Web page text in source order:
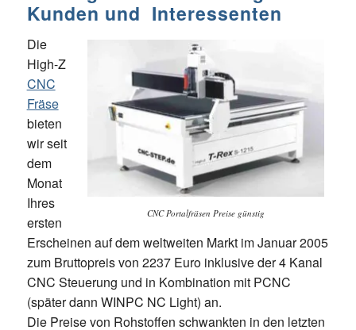
Kunden und Interessenten
CNC Portalfräsen Preise günstig
Die
High-Z
CNC
Fräse
bieten
wir seit
dem
Monat
Ihres
ersten
Erscheinen auf dem weltweiten Markt im Januar 2005
zum Bruttopreis von 2237 Euro inklusive der 4 Kanal
CNC Steuerung und in Kombination mit PCNC
(später dann WINPC NC Light) an.
Die Preise von Rohstoffen schwankten in den letzten